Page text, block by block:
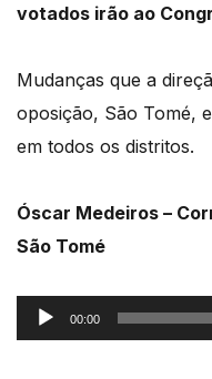
votados irão ao
Mudanças que a
oposição, São Tomé,
em todos os distritos.
Óscar Medeiros –
São Tomé
Reprodutor
de
00:00